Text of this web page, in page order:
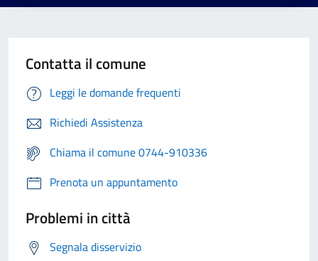
Contatta il comune
Leggi le domande frequenti
Richiedi Assistenza
Chiama il comune 0744-910336
Prenota un appuntamento
Problemi in città
Segnala disservizio